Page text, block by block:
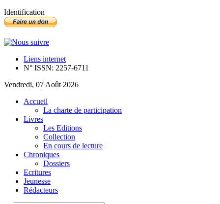
Identification
Liens internet
N° ISSN: 2257-6711
Vendredi, 07 Août 2026
Accueil
La charte de participation
Livres
Les Editions
Collection
En cours de lecture
Chroniques
Dossiers
Ecritures
Jeunesse
Rédacteurs